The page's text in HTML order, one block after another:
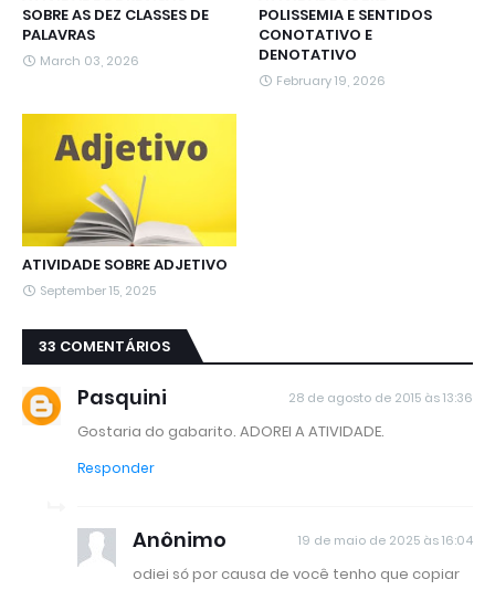
SOBRE AS DEZ CLASSES DE
PALAVRAS
March 03, 2026
POLISSEMIA E SENTIDOS
CONOTATIVO E
DENOTATIVO
February 19, 2026
ATIVIDADE SOBRE ADJETIVO
September 15, 2025
33 COMENTÁRIOS
Pasquini 28 de agosto de 2015 às 13:36
Gostaria do gabarito. ADOREI A ATIVIDADE.
Responder
Anônimo 19 de maio de 2025 às 16:04
odiei só por causa de você tenho que copiar